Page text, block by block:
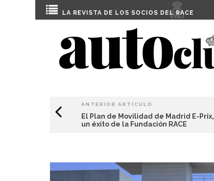
LA REVISTA DE LOS SOCIOS DEL RACE
ANTERIOR ARTÍCULO
El Plan de Movilidad de Madrid E-Prix,
un éxito de la Fundación RACE